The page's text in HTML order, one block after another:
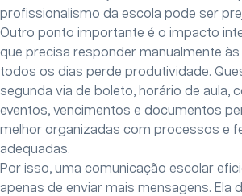
profissionalismo da escola pode ser
Outro ponto importante é o impacto
que precisa responder manualmente
todos os dias perde produtividade.
segunda via de boleto, horário de aula,
eventos, vencimentos e documentos
melhor organizadas com processos e
adequadas.
Por isso, uma comunicação escolar
apenas de enviar mais mensagens. Ela